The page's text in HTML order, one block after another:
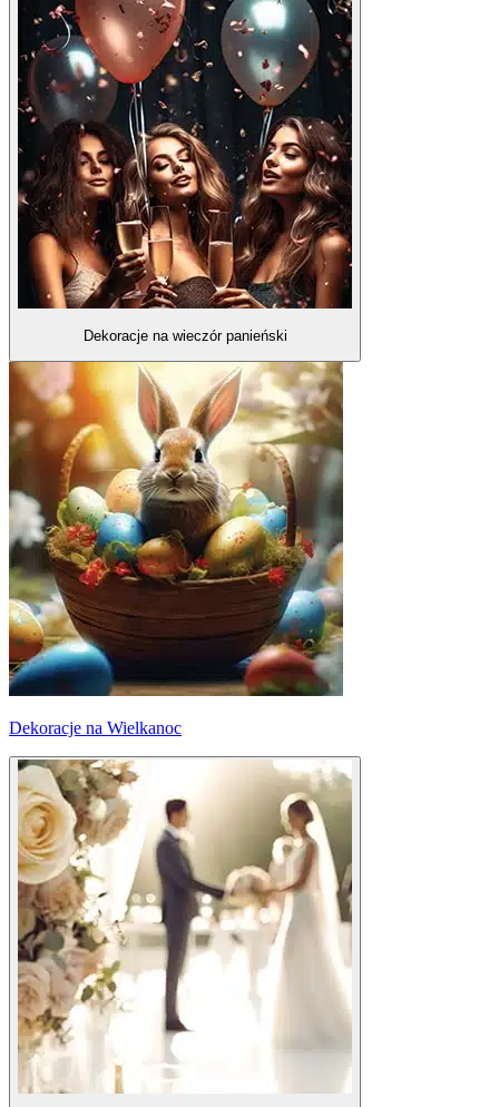
Dekoracje na wieczór panieński
Dekoracje na Wielkanoc